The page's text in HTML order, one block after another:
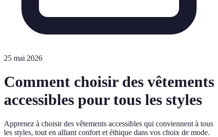
25 mai 2026
Comment choisir des vêtements
accessibles pour tous les styles
Apprenez à choisir des vêtements accessibles qui conviennent à tous
les styles, tout en alliant confort et éthique dans vos choix de mode.